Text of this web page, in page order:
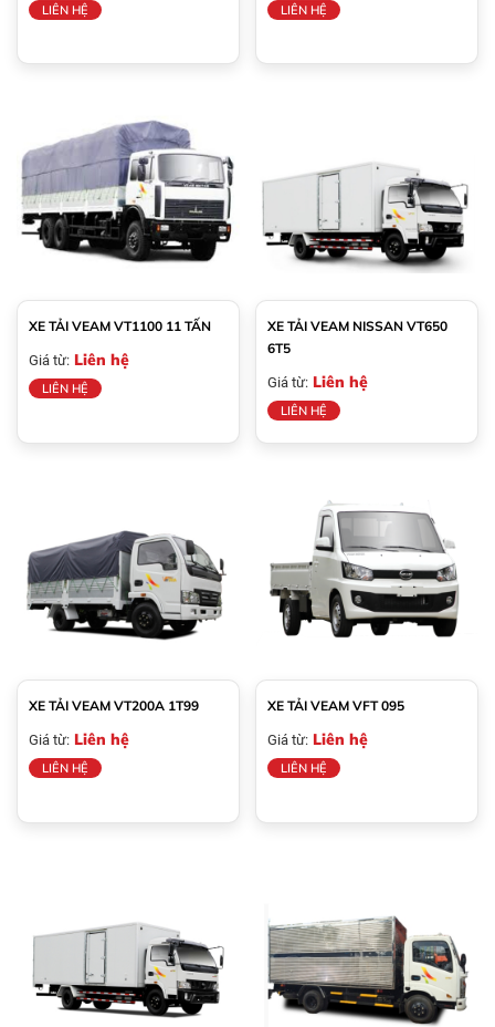
LIÊN HỆ LIÊN HỆ
XE TẢI VEAM VT1100 11 TẤN
Giá từ: Liên hệ
LIÊN HỆ
XE TẢI VEAM NISSAN VT650
6T5
Giá từ: Liên hệ
LIÊN HỆ
XE TẢI VEAM VT200A 1T99
Giá từ: Liên hệ
LIÊN HỆ
XE TẢI VEAM VFT 095
Giá từ: Liên hệ
LIÊN HỆ